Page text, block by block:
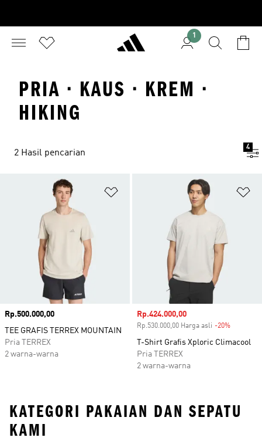
1
PRIA · KAUS · KREM ·
HIKING
2 Hasil pencarian
4
Tambahkan ke Wishlist
Harga
Rp.500.000,00
TEE GRAFIS TERREX MOUNTAIN
Pria TERREX
2 warna-warna
Harga penjualan
Rp.424.000,00
Rp.530.000,00 Harga asli -20%
T-Shirt Grafis Xploric Climacool
Pria TERREX
2 warna-warna
KATEGORI PAKAIAN DAN SEPATU
KAMI